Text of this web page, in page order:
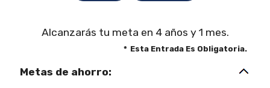
Alcanzarás tu meta en 4 años y 1 mes.
* Esta Entrada Es Obligatoria.
Metas de ahorro: